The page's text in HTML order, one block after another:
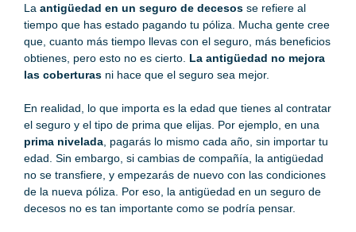
La antigüedad en un seguro de decesos se refiere al
tiempo que has estado pagando tu póliza. Mucha gente cree
que, cuanto más tiempo llevas con el seguro, más beneficios
obtienes, pero esto no es cierto. La antigüedad no mejora
las coberturas ni hace que el seguro sea mejor.
En realidad, lo que importa es la edad que tienes al contratar
el seguro y el tipo de prima que elijas. Por ejemplo, en una
prima nivelada , pagarás lo mismo cada año, sin importar tu
edad. Sin embargo, si cambias de compañía, la antigüedad
no se transfiere, y empezarás de nuevo con las condiciones
de la nueva póliza. Por eso, la antigüedad en un seguro de
decesos no es tan importante como se podría pensar.